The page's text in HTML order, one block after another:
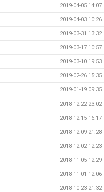
2019-04-05 14:07
2019-04-03 10:26
2019-03-31 13:32
2019-03-17 10:57
2019-03-10 19:53
2019-02-26 15:35
2019-01-19 09:35
2018-12-22 23:02
2018-12-15 16:17
2018-12-09 21:28
2018-12-02 12:23
2018-11-05 12:29
2018-11-01 12:06
2018-10-23 21:32